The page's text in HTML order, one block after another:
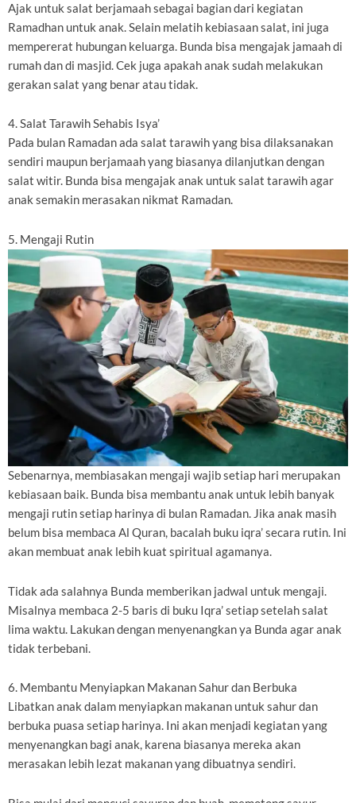
Ajak untuk salat berjamaah sebagai bagian dari kegiatan
Ramadhan untuk anak. Selain melatih kebiasaan salat, ini juga
mempererat hubungan keluarga. Bunda bisa mengajak jamaah di
rumah dan di masjid. Cek juga apakah anak sudah melakukan
gerakan salat yang benar atau tidak.
4. Salat Tarawih Sehabis Isya’
Pada bulan Ramadan ada salat tarawih yang bisa dilaksanakan
sendiri maupun berjamaah yang biasanya dilanjutkan dengan
salat witir. Bunda bisa mengajak anak untuk salat tarawih agar
anak semakin merasakan nikmat Ramadan.
5. Mengaji Rutin
Sebenarnya, membiasakan mengaji wajib setiap hari merupakan
kebiasaan baik. Bunda bisa membantu anak untuk lebih banyak
mengaji rutin setiap harinya di bulan Ramadan. Jika anak masih
belum bisa membaca Al Quran, bacalah buku iqra’ secara rutin. Ini
akan membuat anak lebih kuat spiritual agamanya.
Tidak ada salahnya Bunda memberikan jadwal untuk mengaji.
Misalnya membaca 2-5 baris di buku Iqra’ setiap setelah salat
lima waktu. Lakukan dengan menyenangkan ya Bunda agar anak
tidak terbebani.
6. Membantu Menyiapkan Makanan Sahur dan Berbuka
Libatkan anak dalam menyiapkan makanan untuk sahur dan
berbuka puasa setiap harinya. Ini akan menjadi kegiatan yang
menyenangkan bagi anak, karena biasanya mereka akan
merasakan lebih lezat makanan yang dibuatnya sendiri.